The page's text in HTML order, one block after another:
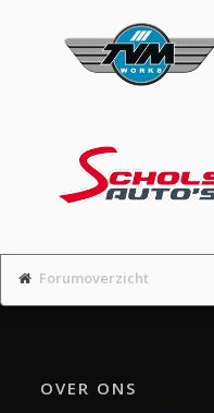
Forumoverzicht
OVER ONS